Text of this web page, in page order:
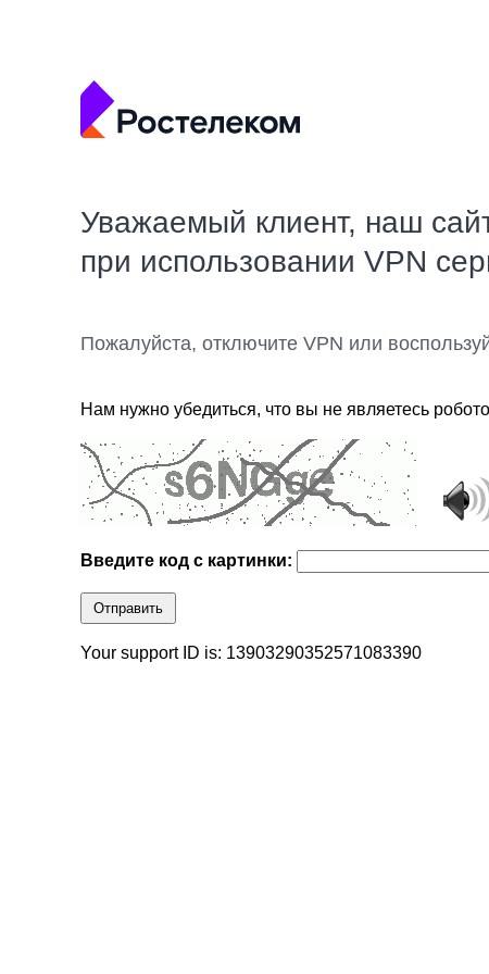
Уважаемый клиент, наш
при использовании VPN
Пожалуйста, отключите VPN или
Нам нужно убедиться, что вы не являетесь
Введите код с картинки:
Отправить
Your support ID is: 13903290352571083390